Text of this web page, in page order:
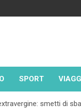
SPORT
smetti di